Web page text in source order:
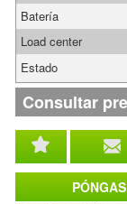
Batería
Load center
Estado
Consultar